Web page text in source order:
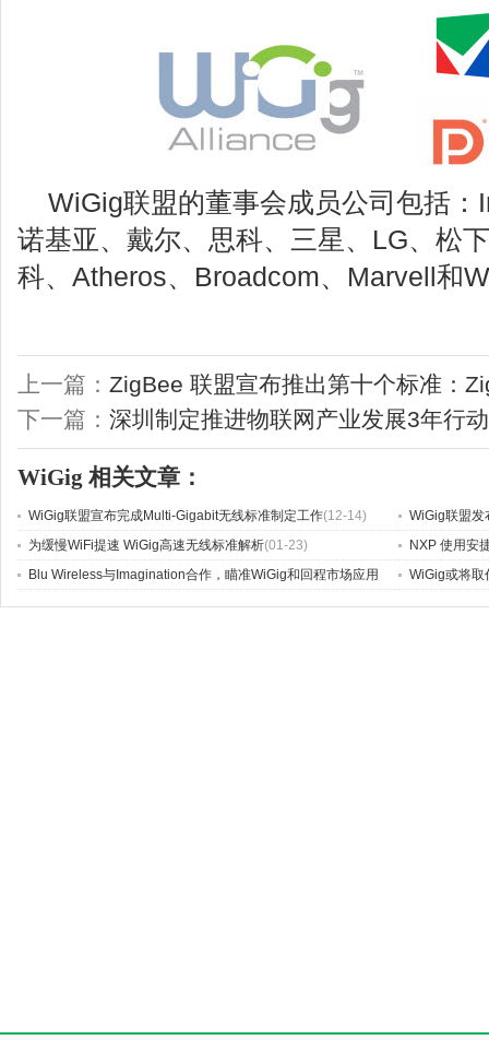
WiGig联盟的董事会成员公司包括
诺基亚、戴尔、思科、三星、LG、松
科、Atheros、Broadcom、Marvell和
上一篇： ZigBee 联盟宣布推出第十个标准：
下一篇： 深圳制定推进物联网产业发展3年行
WiGig 相关文章：
WiGig联盟宣布完成Multi-Gigabit无线标准制定工作(12-14)
WiGig联盟发
为缓慢WiFi提速 WiGig高速无线标准解析(01-23)
NXP 使用安
WiGig RFIC 演
Blu Wireless与Imagination合作，瞄准WiGig和回程市场应用
(01-13)
WiGig或将取